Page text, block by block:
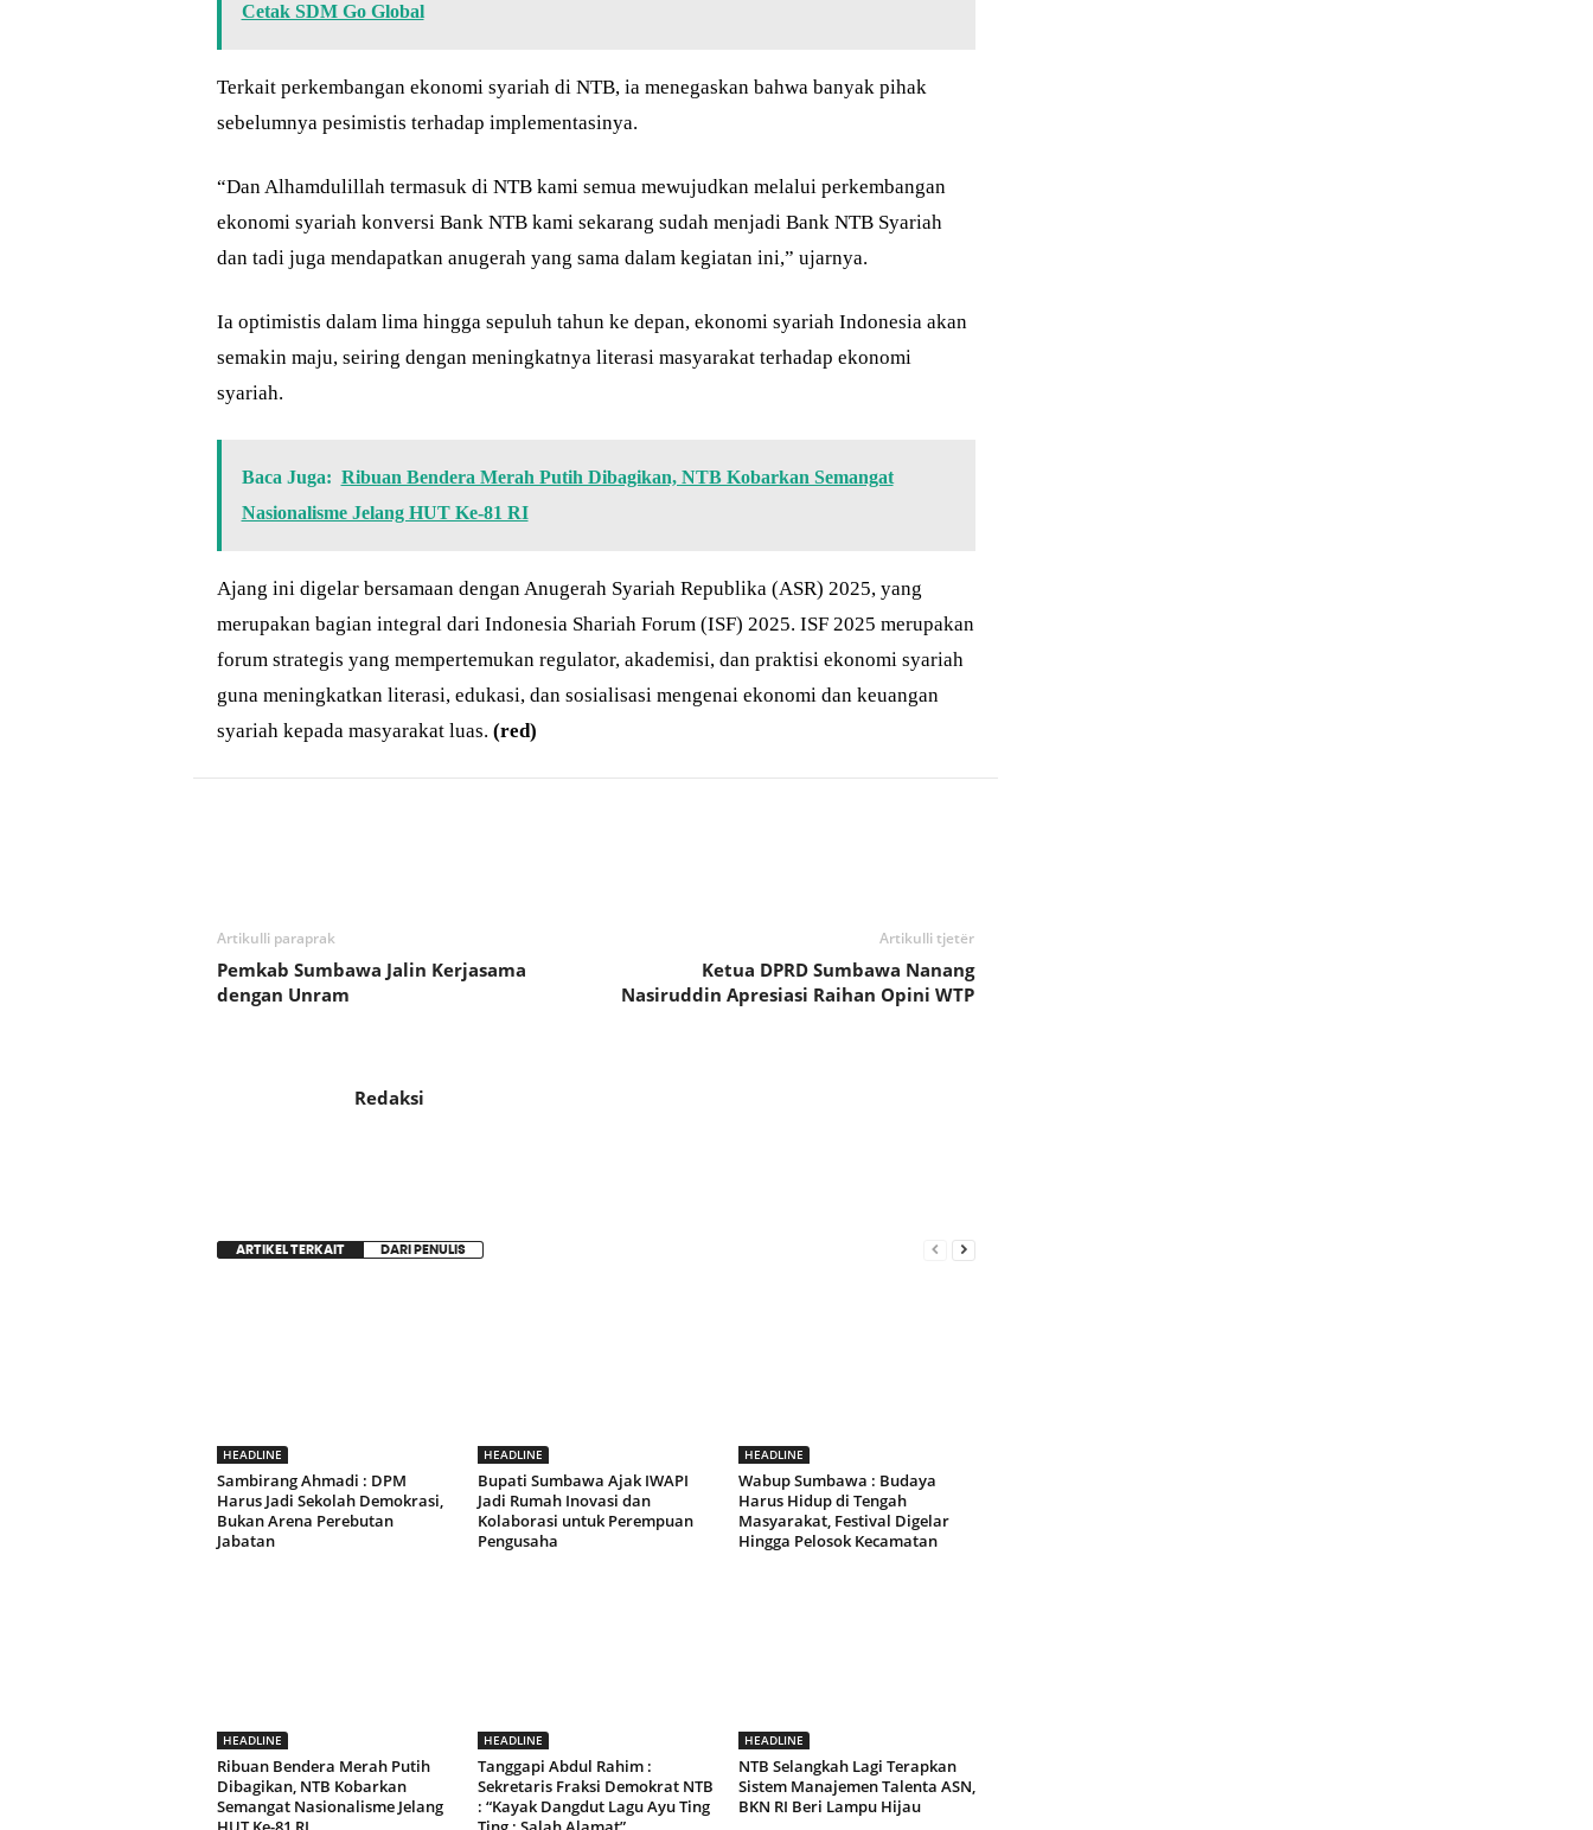
Cetak SDM Go Global
Terkait perkembangan ekonomi syariah di NTB, ia menegaskan bahwa banyak pihak
sebelumnya pesimistis terhadap implementasinya.
“Dan Alhamdulillah termasuk di NTB kami semua mewujudkan melalui perkembangan
ekonomi syariah konversi Bank NTB kami sekarang sudah menjadi Bank NTB Syariah
dan tadi juga mendapatkan anugerah yang sama dalam kegiatan ini,” ujarnya.
Ia optimistis dalam lima hingga sepuluh tahun ke depan, ekonomi syariah Indonesia akan
semakin maju, seiring dengan meningkatnya literasi masyarakat terhadap ekonomi
syariah.
Baca Juga: Ribuan Bendera Merah Putih Dibagikan, NTB Kobarkan Semangat
Nasionalisme Jelang HUT Ke-81 RI
Ajang ini digelar bersamaan dengan Anugerah Syariah Republika (ASR) 2025, yang
merupakan bagian integral dari Indonesia Shariah Forum (ISF) 2025. ISF 2025 merupakan
forum strategis yang mempertemukan regulator, akademisi, dan praktisi ekonomi syariah
guna meningkatkan literasi, edukasi, dan sosialisasi mengenai ekonomi dan keuangan
syariah kepada masyarakat luas. (red)
Artikulli paraprak
Pemkab Sumbawa Jalin Kerjasama
dengan Unram
Artikulli tjetër
Ketua DPRD Sumbawa Nanang
Nasiruddin Apresiasi Raihan Opini WTP
Redaksi
ARTIKEL TERKAIT DARI PENULIS
HEADLINE
Sambirang Ahmadi : DPM
Harus Jadi Sekolah Demokrasi,
Bukan Arena Perebutan
Jabatan
HEADLINE
Bupati Sumbawa Ajak IWAPI
Jadi Rumah Inovasi dan
Kolaborasi untuk Perempuan
Pengusaha
HEADLINE
Wabup Sumbawa : Budaya
Harus Hidup di Tengah
Masyarakat, Festival Digelar
Hingga Pelosok Kecamatan
HEADLINE
Ribuan Bendera Merah Putih
Dibagikan, NTB Kobarkan
Semangat Nasionalisme Jelang
HEADLINE
Tanggapi Abdul Rahim :
Sekretaris Fraksi Demokrat NTB
: “Kayak Dangdut Lagu Ayu Ting
HEADLINE
NTB Selangkah Lagi Terapkan
Sistem Manajemen Talenta ASN,
BKN RI Beri Lampu Hijau